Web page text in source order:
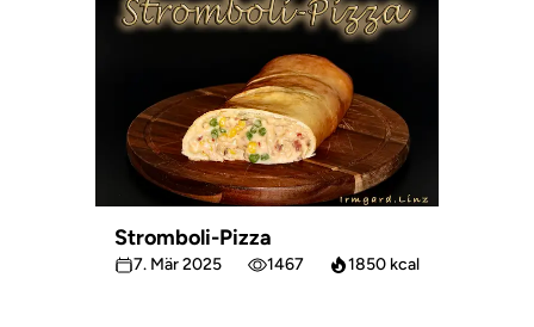
Stromboli-Pizza
7. Mär 2025 1467 1850 kcal